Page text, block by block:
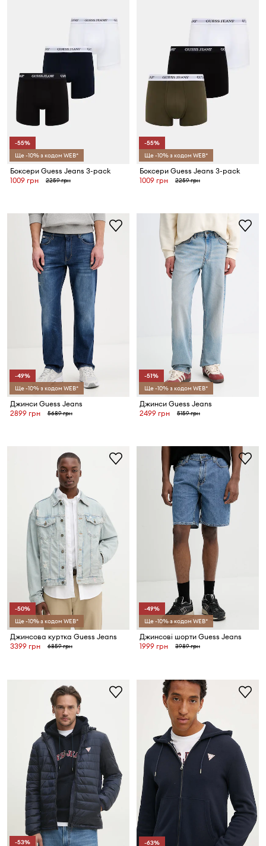
-55%
Ще -10% з кодом WEB*
Боксери Guess Jeans 3-pack
1009 грн
2259 грн
-55%
Ще -10% з кодом WEB*
Боксери Guess Jeans 3-pack
1009 грн
2259 грн
-49%
Ще -10% з кодом WEB*
Джинси Guess Jeans
2899 грн
5689 грн
-51%
Ще -10% з кодом WEB*
Джинси Guess Jeans
2499 грн
5159 грн
-50%
Ще -10% з кодом WEB*
Джинсова куртка Guess Jeans
3399 грн
6859 грн
-49%
Ще -10% з кодом WEB*
Джинсові шорти Guess Jeans
1999 грн
3989 грн
-53%
-63%